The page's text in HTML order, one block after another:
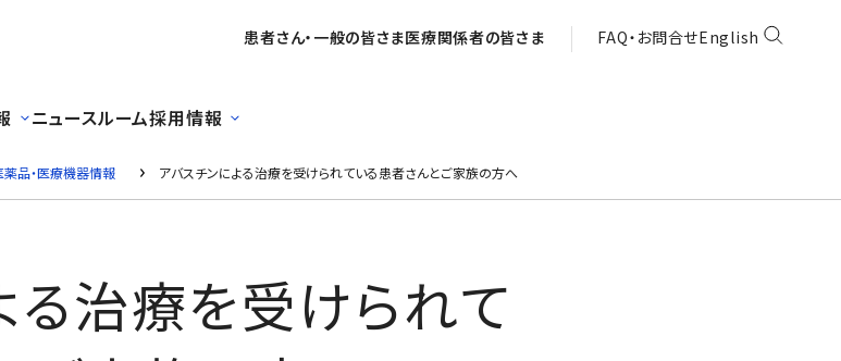
患者さん・一般の皆さま医療関係者の皆さま FAQ・お問合せEnglish
ニュースルーム採用情報
品・医療機器情報 アバスチンによる治療を受けられている患者さんとご家族の方へ
る治療を受けられて